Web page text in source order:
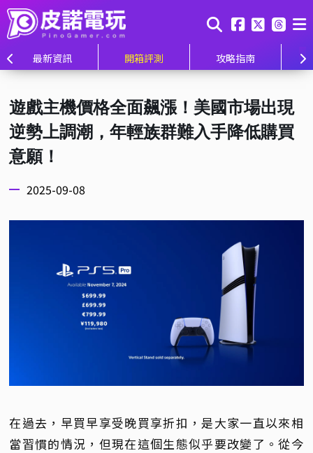
最新資訊 開箱評測 攻略指南
遊戲主機價格全面飆漲！美國市場出現
逆勢上調潮，年輕族群難入手降低購買
意願！
2025-09-08
在過去，早買早享受晚買享折扣，是大家一直以來相
當習慣的情況，但現在這個生態似乎要改變了。從今